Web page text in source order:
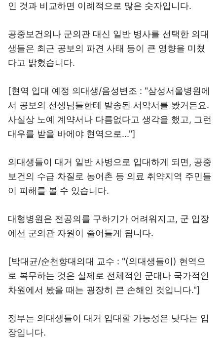
인 것과 비교하면 이례적으로 많은 숫자입니다.
공중보건의나 군의관 대신 일반 병사를 선택한 의대
생들은 최근 공보의 파견 사태 등이 큰 영향을 미쳤
다고 밝혔습니다.
[현역 입대 예정 의대생/음성변조 : "삼성서울병원에
서 공보의 선생님들한테 발송된 서약서를 봤거든요.
사실상 노예 계약서나 다름없다고 생각을 했고, 그런
대우를 받을 바에야 현역으로..."]
의대생들이 대거 일반 사병으로 입대하게 되면, 공중
보건의 수급 차질로 농어촌 등 의료 취약지역 주민들
이 피해를 볼 수 있습니다.
대형병원은 전공의를 구하기가 어려워지고, 군 입장
에선 군의관 자원이 줄어들게 됩니다.
[박대균/순천향대의대 교수 : "(의대생들이) 현역으
로 복무하는 것은 실제로 전체적인 군대나 국가적인
차원에서 봤을 때는 굉장히 큰 손해인 것입니다."]
정부는 의대생들이 대거 입대할 가능성은 낮다는 입
장입니다.